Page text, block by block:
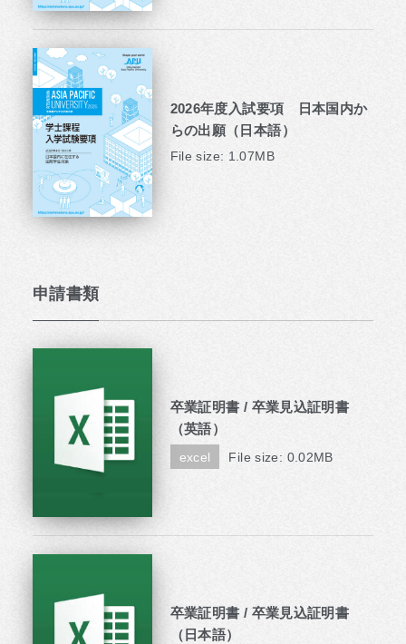
2026年度入試要項 日本国内か
らの出願（日本語）
File size: 1.07MB
申請書類
卒業証明書 / 卒業見込証明書
（英語）
excel File size: 0.02MB
卒業証明書 / 卒業見込証明書
（日本語）